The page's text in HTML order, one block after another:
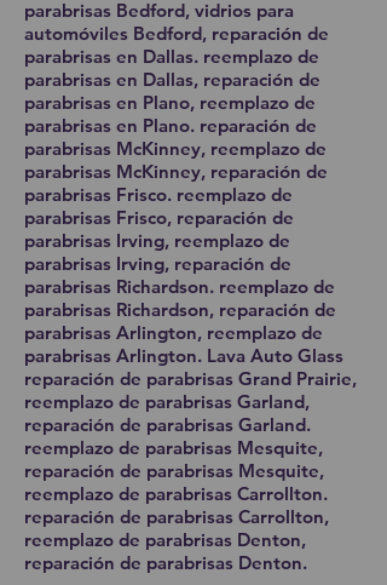
parabrisas Bedford, vidrios para
automóviles Bedford, reparación de
parabrisas en Dallas. reemplazo de
parabrisas en Dallas, reparación de
parabrisas en Plano, reemplazo de
parabrisas en Plano. reparación de
parabrisas McKinney, reemplazo de
parabrisas McKinney, reparación de
parabrisas Frisco. reemplazo de
parabrisas Frisco, reparación de
parabrisas Irving, reemplazo de
parabrisas Irving, reparación de
parabrisas Richardson. reemplazo de
parabrisas Richardson, reparación de
parabrisas Arlington, reemplazo de
parabrisas Arlington. Lava Auto Glass
reparación de parabrisas Grand Prairie,
reemplazo de parabrisas Garland,
reparación de parabrisas Garland.
reemplazo de parabrisas Mesquite,
reparación de parabrisas Mesquite,
reemplazo de parabrisas Carrollton.
reparación de parabrisas Carrollton,
reemplazo de parabrisas Denton,
reparación de parabrisas Denton.